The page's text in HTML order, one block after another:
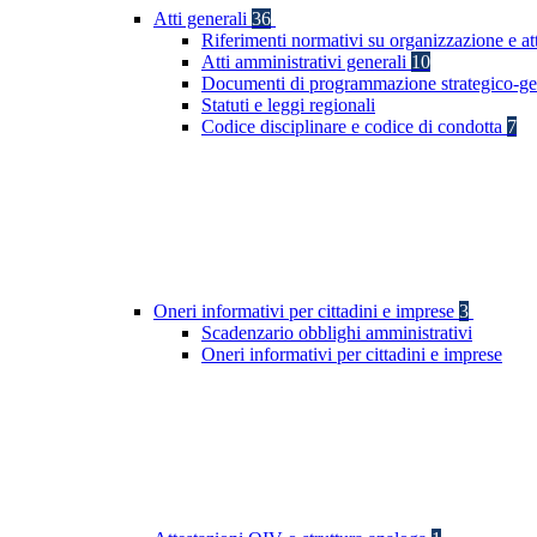
Atti generali 36
Riferimenti normativi su organizzazione e
Atti amministrativi generali 10
Documenti di programmazione strategico-
Statuti e leggi regionali
Codice disciplinare e codice di condotta 7
Oneri informativi per cittadini e imprese 3
Scadenzario obblighi amministrativi
Oneri informativi per cittadini e imprese